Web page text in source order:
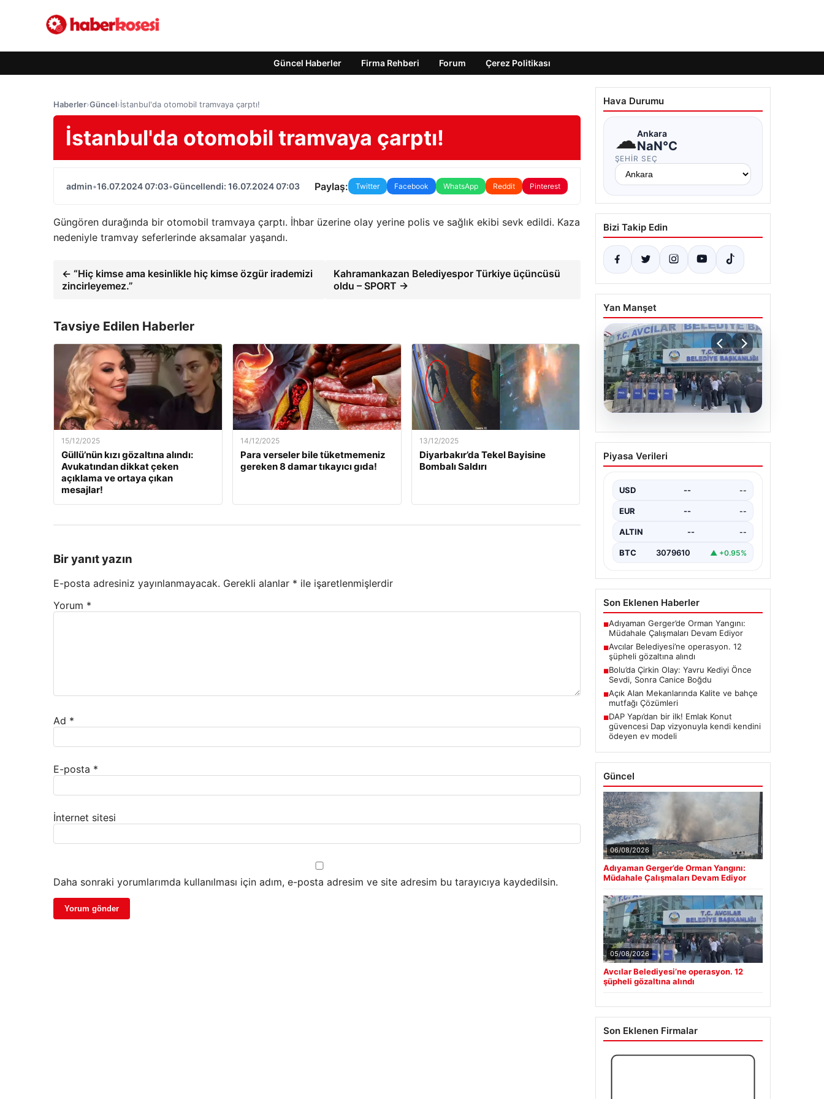
Güncel Haberler Firma Rehberi Forum Çerez Politikası
Haberler›Güncel›İstanbul'da otomobil tramvaya çarptı!
İstanbul'da otomobil tramvaya çarptı!
admin•16.07.2024 07:03•Güncellendi: 16.07.2024 07:03 Paylaş: Twitter Facebook WhatsApp Reddit Pinterest
Güngören durağında bir otomobil tramvaya çarptı. İhbar üzerine olay yerine polis ve sağlık ekibi sevk edildi. Kaza
nedeniyle tramvay seferlerinde aksamalar yaşandı.
← “Hiç kimse ama kesinlikle hiç kimse özgür irademizi
zincirleyemez.”
Kahramankazan Belediyespor Türkiye üçüncüsü
oldu – SPORT →
Tavsiye Edilen Haberler
15/12/2025
Güllü’nün kızı gözaltına alındı:
Avukatından dikkat çeken
açıklama ve ortaya çıkan
mesajlar!
14/12/2025
Para verseler bile tüketmemeniz
gereken 8 damar tıkayıcı gıda!
13/12/2025
Diyarbakır’da Tekel Bayisine
Bombalı Saldırı
Bir yanıt yazın
E-posta adresiniz yayınlanmayacak. Gerekli alanlar * ile işaretlenmişlerdir
Yorum *
Ad *
E-posta *
İnternet sitesi
Daha sonraki yorumlarımda kullanılması için adım, e-posta adresim ve site adresim bu tarayıcıya kaydedilsin.
Hava Durumu
☁Ankara
NaN°C
ŞEHIR SEÇ
Bizi Takip Edin
Yan Manşet
05.08.2026
Avcılar Belediyesi’ne
operasyon. 12 şüpheli
Piyasa Verileri
USD -- --
EUR -- --
ALTIN -- --
BTC 3079610 ▲ +0.95%
Son Eklenen Haberler
■Adıyaman Gerger’de Orman Yangını:
Müdahale Çalışmaları Devam Ediyor
■Avcılar Belediyesi’ne operasyon. 12
şüpheli gözaltına alındı
■Bolu’da Çirkin Olay: Yavru Kediyi Önce
Sevdi, Sonra Canice Boğdu
■Açık Alan Mekanlarında Kalite ve bahçe
mutfağı Çözümleri
■DAP Yapı’dan bir ilk! Emlak Konut
güvencesi Dap vizyonuyla kendi kendini
ödeyen ev modeli
Güncel
06/08/2026
Adıyaman Gerger’de Orman Yangını:
Müdahale Çalışmaları Devam Ediyor
05/08/2026
Avcılar Belediyesi’ne operasyon. 12
şüpheli gözaltına alındı
Son Eklenen Firmalar